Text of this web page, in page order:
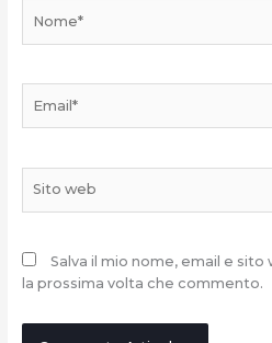
web
Salva il mio nome, email e
la prossima volta che commento.